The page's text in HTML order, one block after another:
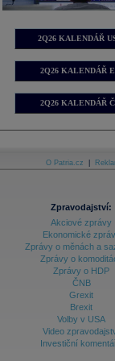
2Q26 KALENDÁŘ
2Q26 KALENDÁŘ
2Q26 KALENDÁŘ
O Patria.cz
Zpravodajství:
Akciové zprávy
Ekonomické
Zprávy o měnách a
Zprávy o
Zprávy o HDP
ČNB
Grexit
Brexit
Volby v USA
Video
Investiční